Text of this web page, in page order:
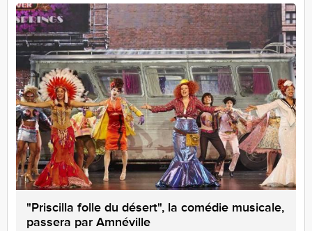
"Priscilla folle du désert", la comédie musicale,
passera par Amnéville